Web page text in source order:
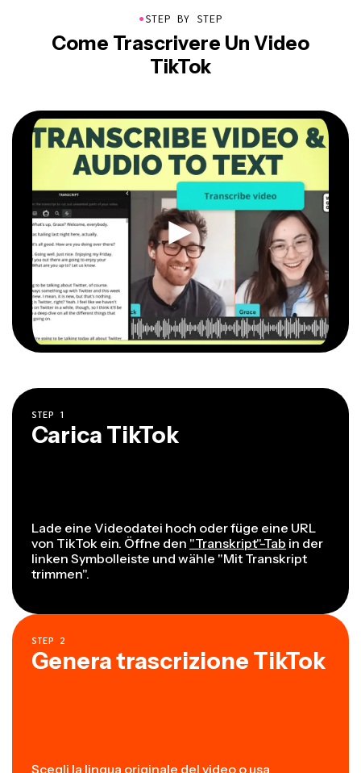
●STEP BY STEP
Come Trascrivere Un Video
TikTok
STEP 1
Carica TikTok
Lade eine Videodatei hoch oder füge eine URL
von TikTok ein. Öffne den "Transkript"-Tab in der
linken Symbolleiste und wähle "Mit Transkript
trimmen".
STEP 2
Genera trascrizione TikTok
Scegli la lingua originale del video o usa